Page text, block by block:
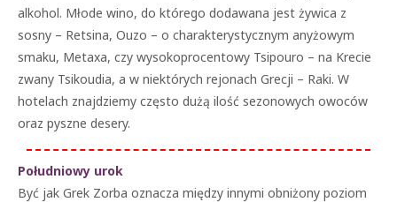
alkohol. Młode wino, do którego dodawana jest żywica z
sosny – Retsina, Ouzo – o charakterystycznym anyżowym
smaku, Metaxa, czy wysokoprocentowy Tsipouro – na Krecie
zwany Tsikoudia, a w niektórych rejonach Grecji – Raki. W
hotelach znajdziemy często dużą ilość sezonowych owoców
oraz pyszne desery.
Południowy urok
Być jak Grek Zorba oznacza między innymi obniżony poziom